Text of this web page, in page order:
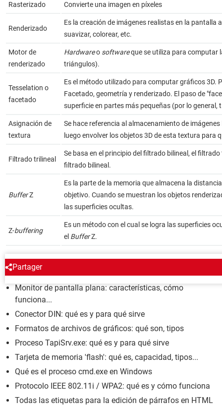
Rasterizado Convierte una imagen en píxeles
Renderizado
Es la creación de imágenes realistas en la
suavizar, colorear, etc.
Motor de
renderizado
Hardwareo softwareque se utiliza para computar
triángulos).
Tesselation o
facetado
Es el método utilizado para computar gráficos 3D.
Facetado, geometría y renderizado. El paso de
superficie en partes más pequeñas (por lo
Asignación de
textura
Se hace referencia al almacenamiento de
luego envolver los objetos 3D de esta textura para
Filtrado trilineal
Se basa en el principio del filtrado bilineal, el
filtrado bilineal.
BufferZ
Es la parte de la memoria que almacena la
objetivo. Cuando se muestran los objetos
las superficies ocultas.
Z-buffering
Es un método con el cual se logra las superficies
el BufferZ.
Partager
ENCICLOPEDIA
Monitor de pantalla plana: características, cómo
funciona...
Conector DIN: qué es y para qué sirve
Formatos de archivos de gráficos: qué son, tipos
Proceso TapiSrv.exe: qué es y para qué sirve
Tarjeta de memoria 'flash': qué es, capacidad, tipos...
Qué es el proceso cmd.exe en Windows
Protocolo IEEE 802.11i / WPA2: qué es y cómo funciona
Todas las etiquetas para la edición de párrafos en HTML